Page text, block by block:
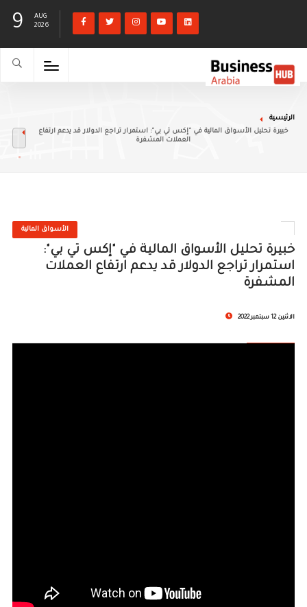
9
AUG
2026
الرئيسية
خبيرة تحليل الأسواق المالية في "إكس تي بي": استمرار تراجع الدولار قد يدعم ارتفاع
العملات المشفرة
الأسواق المالية
خبيرة تحليل الأسواق المالية في "إكس تي بي":
استمرار تراجع الدولار قد يدعم ارتفاع العملات
المشفرة
الاثنين 12 سبتمبر 2022